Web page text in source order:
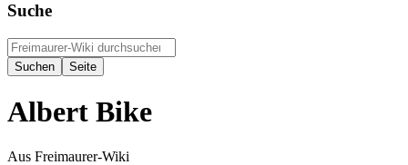
Suche
Albert Bike
Aus Freimaurer-Wiki